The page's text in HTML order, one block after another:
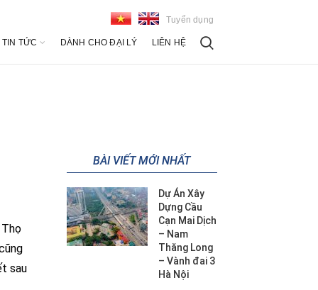
Tuyển dụng
TIN TỨC DÀNH CHO ĐẠI LÝ LIÊN HỆ
sau
BÀI VIẾT MỚI NHẤT
Dự Án Xây
Dựng Cầu
Cạn Mai Dịch
– Nam
Thăng Long
– Vành đai 3
Hà Nội